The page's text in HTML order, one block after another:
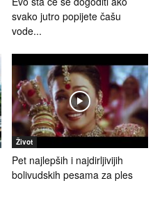
svako jutro popijete čašu
vode...
Život
Pet najlepših i najdirljivijih
bolivudskih pesama za ples